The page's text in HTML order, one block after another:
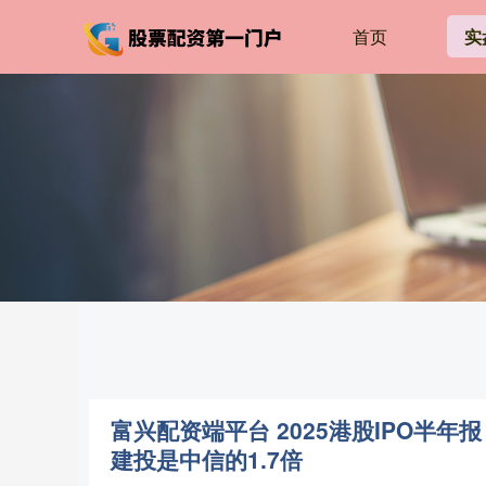
首页
富兴配资端平台 2025港股IPO半年
建投是中信的1.7倍